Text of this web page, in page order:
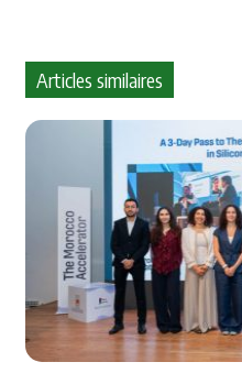
Articles similaires